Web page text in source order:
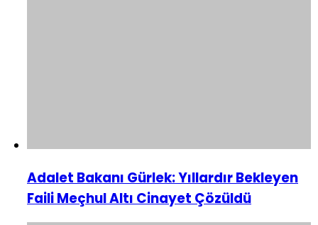
Adalet Bakanı Gürlek: Yıllardır Bekleyen
Faili Meçhul Altı Cinayet Çözüldü